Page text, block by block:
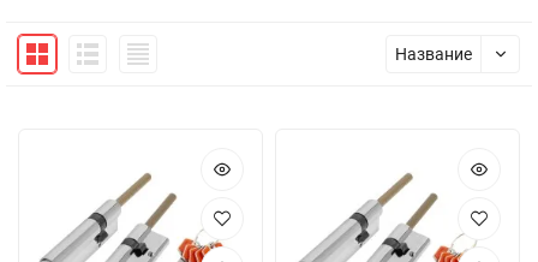
Название